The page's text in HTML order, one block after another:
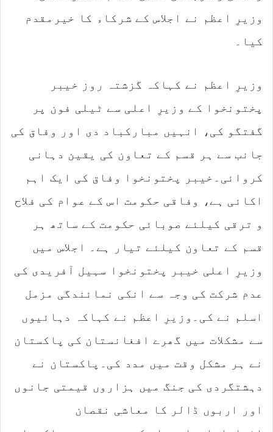
وزیرِ اعظم نے اجلاس کے شرکاء کا خیرمقدم
کیا۔
وزیرِ اعظم نے کہاکہ گزشتہ روز خیبر
پختونخوا کے وزیرِ اعلی سے ٹیلی فون پر
گفتگو کی، انہیں مبارکباد دی اور وفاق کی
جانب سے ہر قسم کے تعاون کی یقین دہانی
کروائی۔خیبر پختونخوا وفاق کی ایک اہم
اکائی ہے، وفاقی حکومت اس کے عوام کی فلاح
و ترقی کیلئے صوبائی حکومت کے ساتھ ہر
قسم کے تعاون کیلئے تیار ہے۔ اجلاس میں
وزیرِ اعلی خیبر پختونخوا سہیل آفریدی کی
عدم شرکت کی وجہ سے انکی نمائندگی مزمل
اسلم نے کی۔وزیرِ اعظم نے کہاکہ دہائیوں
سے مشکلات میں گھرے افغانستان کی پاکستان
نے ہر مشکل وقت میں مدد کی۔پاکستان نے
دہشتگردی کی جنگ میں ہزاروں قیمتی جانوں
اور اربوں ڈالر کا معاشی نقصان